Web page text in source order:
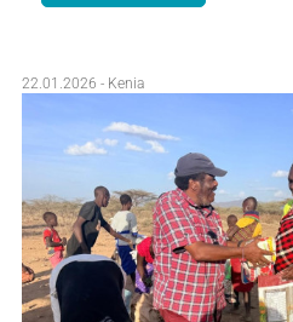
22.01.2026 - Kenia